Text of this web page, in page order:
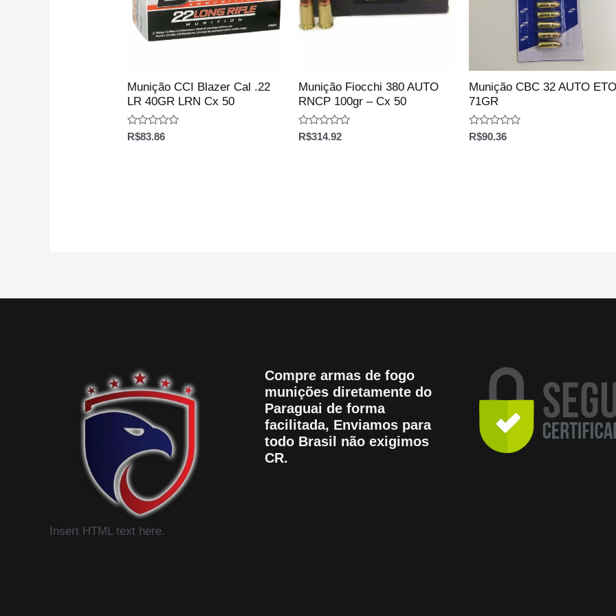
Munição CCI Blazer Cal .22
LR 40GR LRN Cx 50
Avaliação
0
R$83.86
Munição Fiocchi 380 AUTO
RNCP 100gr – Cx 50
Avaliação
0
R$314.92
Munição CBC 32 AUTO
71GR
Avaliação
0
R$90.36
Insert HTML text here.
Compre armas de fogo
munições diretamente do
Paraguai de forma
facilitada, Enviamos para
todo Brasil não exigimos
CR.